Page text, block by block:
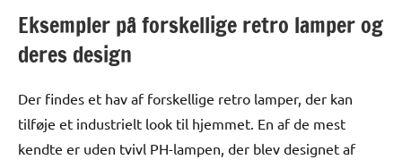
Eksempler på forskellige retro lamper og
deres design
Der findes et hav af forskellige retro lamper, der kan
tilføje et industrielt look til hjemmet. En af de mest
kendte er uden tvivl PH-lampen, der blev designet af